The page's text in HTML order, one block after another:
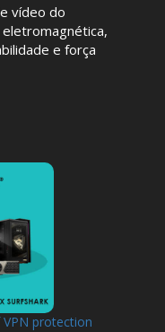
vídeo do
e força
protection